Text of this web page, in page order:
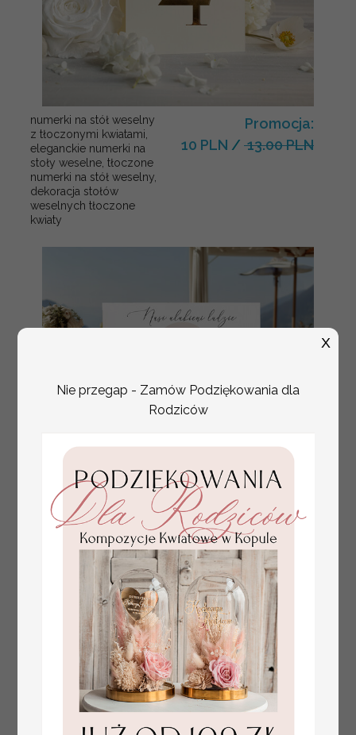
numerki na stół weselny
z tłoczonymi kwiatami,
eleganckie numerki na
stoły weselne, tłoczone
numerki na stół weselny,
dekoracja stołów
weselnych tłoczone
kwiaty
Promocja:
10 PLN / 13.00 PLN
plan stołów
weselnych
usadzenie gości na
informacyjna dla
gości weselnych,
plan stołów na
weselu ze zdjęciem
Pary Młodej, plan
usadzenia gości
weselnych
Promocja:
100 PLN/125.00 PLN
Nie przegap - Zamów Podziękowania dla
Rodziców
X